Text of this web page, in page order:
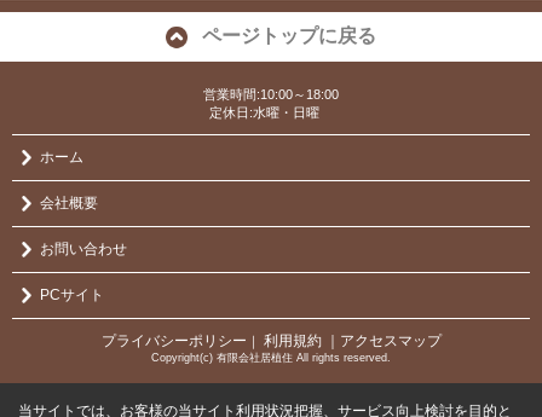
ページトップに戻る
営業時間:10:00～18:00
定休日:水曜・日曜
ホーム
会社概要
お問い合わせ
PCサイト
プライバシーポリシー 利用規約 ｜アクセスマップ
Copyright(c) 有限会社居植住 All rights reserved.
当サイトでは、お客様の当サイト利用状況把握、サービス向上検討を目的と